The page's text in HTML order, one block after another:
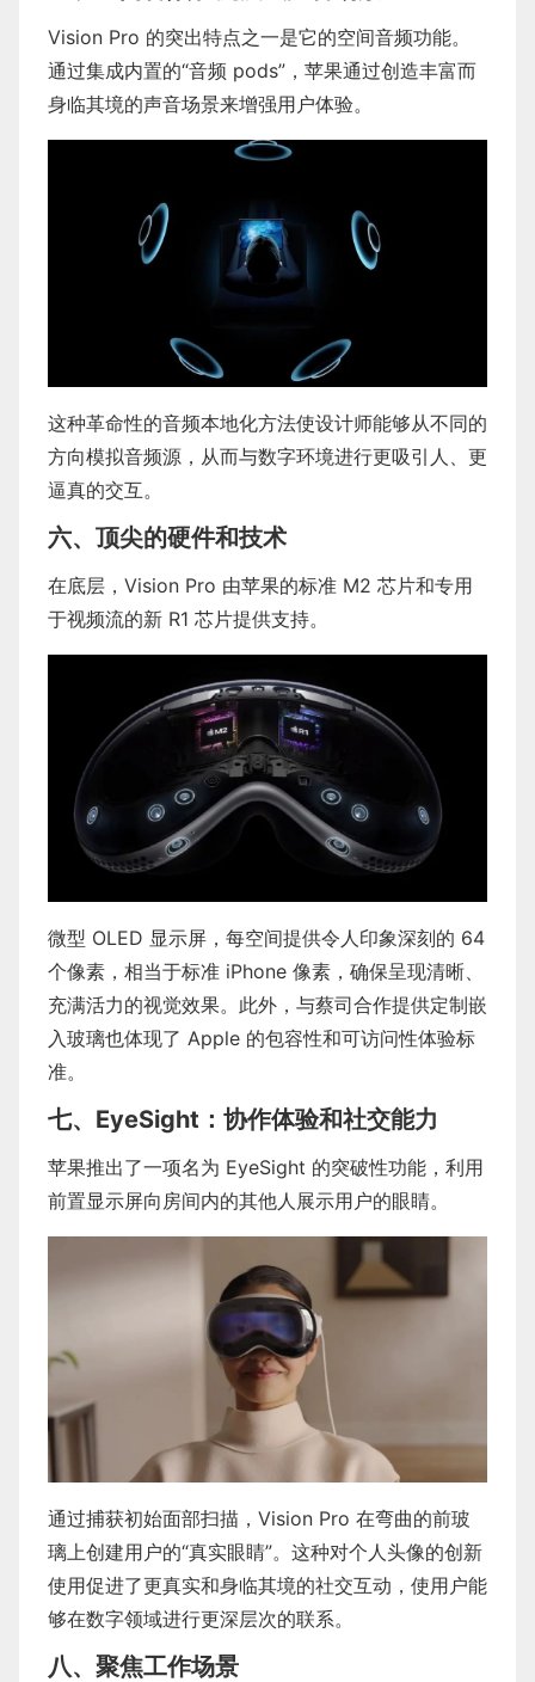
Vision Pro 的突出特点之一是它的空间音频功能。
通过集成内置的“音频 pods”，苹果通过创造丰富而
身临其境的声音场景来增强用户体验。
这种革命性的音频本地化方法使设计师能够从不同的
方向模拟音频源，从而与数字环境进行更吸引人、更
逼真的交互。
六、顶尖的硬件和技术
在底层，Vision Pro 由苹果的标准 M2 芯片和专用
于视频流的新 R1 芯片提供支持。
微型 OLED 显示屏，每空间提供令人印象深刻的 64
个像素，相当于标准 iPhone 像素，确保呈现清晰、
充满活力的视觉效果。此外，与蔡司合作提供定制嵌
入玻璃也体现了 Apple 的包容性和可访问性体验标
准。
七、EyeSight：协作体验和社交能力
苹果推出了一项名为 EyeSight 的突破性功能，利用
前置显示屏向房间内的其他人展示用户的眼睛。
通过捕获初始面部扫描，Vision Pro 在弯曲的前玻
璃上创建用户的“真实眼睛”。这种对个人头像的创新
使用促进了更真实和身临其境的社交互动，使用户能
够在数字领域进行更深层次的联系。
八、聚焦工作场景